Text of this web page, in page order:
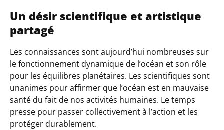
Un désir scientifique et artistique
partagé
Les connaissances sont aujourd’hui nombreuses sur
le fonctionnement dynamique de l’océan et son rôle
pour les équilibres planétaires. Les scientifiques sont
unanimes pour affirmer que l’océan est en mauvaise
santé du fait de nos activités humaines. Le temps
presse pour passer collectivement à l’action et les
protéger durablement.